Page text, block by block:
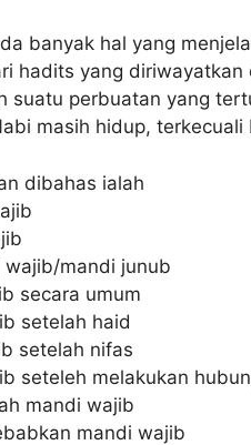
banyak hal yang
hadits yang
suatu perbuatan yang
masih hidup,
dibahas ialah
mandi junub
secara umum
setelah haid
setelah nifas
seteleh melakukan
mandi wajib
mandi wajib